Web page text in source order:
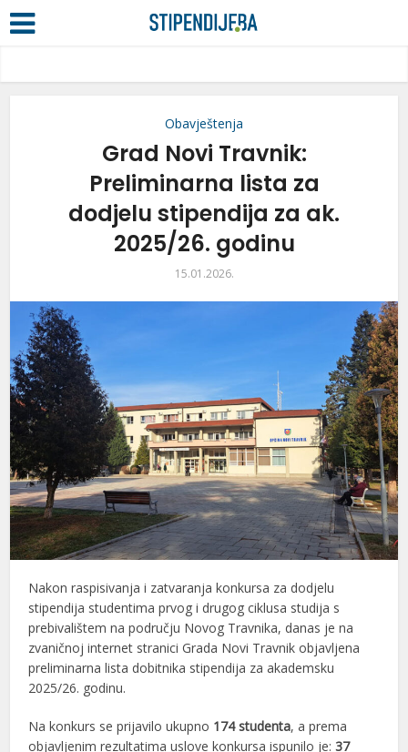
Obavještenja
Grad Novi Travnik:
Preliminarna lista za
dodjelu stipendija za ak.
2025/26. godinu
15.01.2026.
Nakon raspisivanja i zatvaranja konkursa za dodjelu
stipendija studentima prvog i drugog ciklusa studija s
prebivalištem na području Novog Travnika, danas je na
zvaničnoj internet stranici Grada Novi Travnik objavljena
preliminarna lista dobitnika stipendija za akademsku
2025/26. godinu.
Na konkurs se prijavilo ukupno 174 studenta, a prema
objavljenim rezultatima uslove konkursa ispunilo je:37